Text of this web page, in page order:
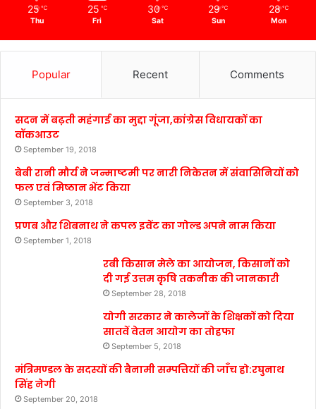
25 ℃
Thu
25 ℃
Fri
30 ℃
Sat
29 ℃
Sun
28 ℃
Mon
Popular Recent Comments
सदन में बढ़ती महंगाई का मुद्दा गूंजा,कांग्रेस विधायकों का
वॉकआउट
September 19, 2018
बेबी रानी मौर्य ने जन्माष्टमी पर नारी निकेतन में संवासिनियों को
फल एवं मिष्ठान भेंट किया
September 3, 2018
प्रणब और शिबनाथ ने कपल इवेंट का गोल्ड अपने नाम किया
September 1, 2018
रबी किसान मेले का आयोजन, किसानों को
दी गई उत्तम कृषि तकनीक की जानकारी
September 28, 2018
योगी सरकार ने कालेजों के शिक्षकों को दिया
सातवें वेतन आयोग का तोहफा
September 5, 2018
मंत्रिमण्डल के सदस्यों की बैनामी सम्पत्तियों की जाँच हो:रघुनाथ
सिंह नेगी
September 20, 2018